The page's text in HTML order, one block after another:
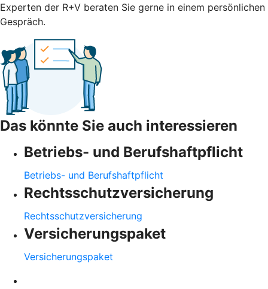
Experten der R+V beraten Sie gerne in einem persönlichen
Gespräch.
Das könnte Sie auch interessieren
Betriebs- und Berufshaftpflicht
Betriebs- und Berufshaftpflicht
Rechtsschutzversicherung
Rechtsschutzversicherung
Versicherungspaket
Versicherungspaket